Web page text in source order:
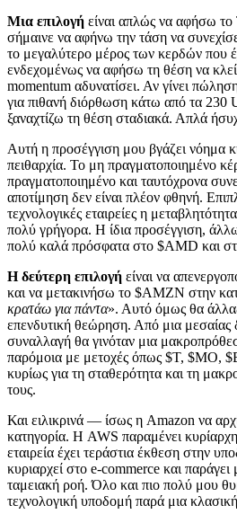
Μια επιλογή είναι απλώς να αφήσω
σήμαινε να αφήνω την τάση να
το μεγαλύτερο μέρος των κερδών που
ενδεχομένως να αφήσω τη θέση να
momentum αδυνατίσει. Αν γίνει
για πιθανή διόρθωση κάτω από τα 230
ξαναχτίζω τη θέση σταδιακά. Απλά
Αυτή η προσέγγιση μου βγάζει νόημα
πειθαρχία. Το μη πραγματοποιημένο
πραγματοποιημένο και ταυτόχρονα
αποτίμηση δεν είναι πλέον φθηνή.
τεχνολογικές εταιρείες η
πολύ γρήγορα. Η ίδια προσέγγιση,
πολύ καλά πρόσφατα στο $AMD και
Η δεύτερη επιλογή είναι να
και να μετακινήσω το $AMZN στην
κρατάω για πάντα». Αυτό όμως θα
επενδυτική θεώρηση. Από μια μεσαίας
συναλλαγή θα γινόταν μια
παρόμοια με μετοχές όπως $T, $MO,
κυρίως για τη σταθερότητα και τη
τους.
Και ειλικρινά — ίσως η Amazon να
κατηγορία. Η AWS παραμένει
εταιρεία έχει τεράστια έκθεση στην
κυριαρχεί στο e‑commerce και
ταμειακή ροή. Όλο και πιο πολύ μου
τεχνολογική υποδομή παρά μια